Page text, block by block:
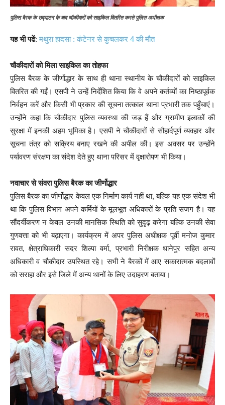
पुलिस बैरक के उद्घाटन के बाद चौकीदारों को साइकिल वितरित करते पुलिस अधीक्षक
यह भी पढें:मथुरा हादसा : कंटेनर से कुचलकर 4 की मौत
चौकीदारों को मिला साइकिल का तोहफा
पुलिस बैरक के जीर्णोद्धार के साथ ही थाना स्थानीय के चौकीदारों को साइकिल
वितरित की गईं। एसपी ने उन्हें निर्देशित किया कि वे अपने कर्तव्यों का निष्ठापूर्वक
निर्वहन करें और किसी भी प्रकार की सूचना तत्काल थाना प्रभारी तक पहुँचाएं।
उन्होंने कहा कि चौकीदार पुलिस व्यवस्था की जड़ हैं और ग्रामीण इलाकों की
सुरक्षा में इनकी अहम भूमिका है। एसपी ने चौकीदारों से सौहार्दपूर्ण व्यवहार और
सूचना तंत्र को सक्रिय बनाए रखने की अपील की। इस अवसर पर उन्होंने
पर्यावरण संरक्षण का संदेश देते हुए थाना परिसर में वृक्षारोपण भी किया।
नवाचार से संवरा पुलिस बैरक का जीर्णोद्धार
पुलिस बैरक का जीर्णोद्धार केवल एक निर्माण कार्य नहीं था, बल्कि यह एक संदेश भी
था कि पुलिस विभाग अपने कर्मियों के मूलभूत अधिकारों के प्रति सजग है। यह
सौंदर्यीकरण न केवल उनकी मानसिक स्थिति को सुदृढ़ करेगा बल्कि उनकी सेवा
गुणवत्ता को भी बढ़ाएगा। कार्यक्रम में अपर पुलिस अधीक्षक पूर्वी मनोज कुमार
रावत, क्षेत्राधिकारी सदर शिल्पा वर्मा, प्रभारी निरीक्षक धानेपुर सहित अन्य
अधिकारी व चौकीदार उपस्थित रहे। सभी ने बैरकों में आए सकारात्मक बदलावों
को सराहा और इसे जिले में अन्य थानों के लिए उदाहरण बताया।